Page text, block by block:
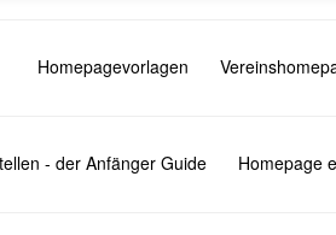
Homepagevorlagen
- der Anfänger Guide Homepage